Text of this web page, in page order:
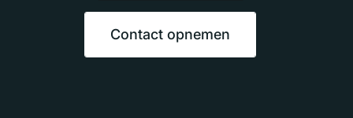
Contact opnemen